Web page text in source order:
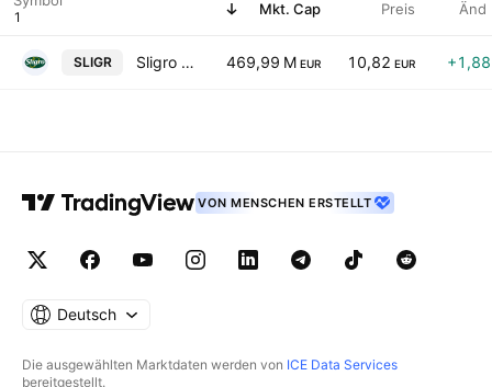
Mkt. Cap Preis Änd
SLIGR Sligro Food Group N.V. 469,99 M EUR 10,82 EUR
VON MENSCHEN ERSTELLT
Deutsch
Die ausgewählten Marktdaten werden von ICE Data Services
bereitgestellt.